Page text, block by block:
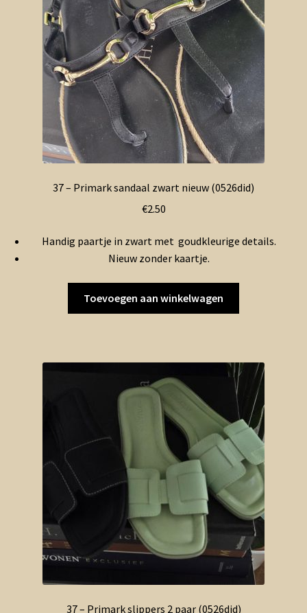
37 – Primark sandaal zwart nieuw (0526did)
€2.50
Handig paartje in zwart met goudkleurige details.
Nieuw zonder kaartje.
Toevoegen aan winkelwagen
37 – Primark slippers 2 paar (0526did)